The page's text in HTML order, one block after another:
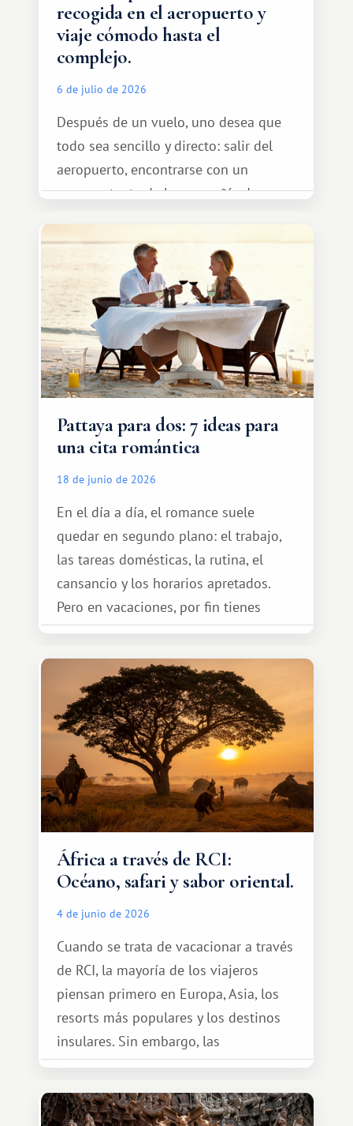
recogida en el aeropuerto y
viaje cómodo hasta el
complejo.
6 de julio de 2026
Después de un vuelo, uno desea que
todo sea sencillo y directo: salir del
aeropuerto, encontrarse con un
representante de la compañía de
tranquilamente hasta el complejo
turístico.
Pattaya para dos: 7 ideas para
una cita romántica
18 de junio de 2026
En el día a día, el romance suele
quedar en segundo plano: el trabajo,
las tareas domésticas, la rutina, el
cansancio y los horarios apretados.
Pero en vacaciones, por fin tienes
espacio para dos y ganas de hacer algo
especial por tu pareja. No tiene por
qué ser algo grandioso, pero sí algo
cálido y memorable.
África a través de RCI:
Océano, safari y sabor oriental.
4 de junio de 2026
Cuando se trata de vacacionar a través
de RCI, la mayoría de los viajeros
piensan primero en Europa, Asia, los
resorts más populares y los destinos
insulares. Sin embargo, las
oportunidades que ofrece el sistema
de intercambio son mucho más
amplias. Entre ellas se encuentra